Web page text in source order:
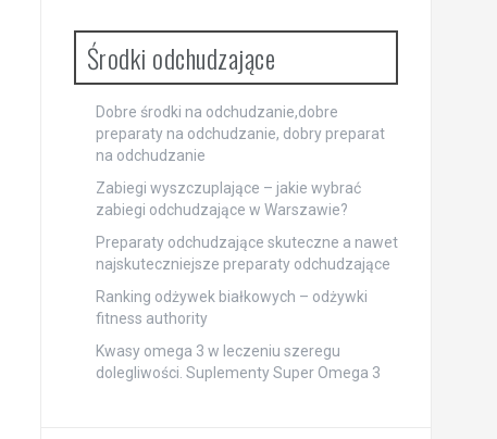
Środki odchudzające
Dobre środki na odchudzanie,dobre
preparaty na odchudzanie, dobry preparat
na odchudzanie
Zabiegi wyszczuplające – jakie wybrać
zabiegi odchudzające w Warszawie?
Preparaty odchudzające skuteczne a nawet
najskuteczniejsze preparaty odchudzające
Ranking odżywek białkowych – odżywki
fitness authority
Kwasy omega 3 w leczeniu szeregu
dolegliwości. Suplementy Super Omega 3